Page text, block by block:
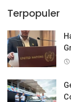
Terpopuler